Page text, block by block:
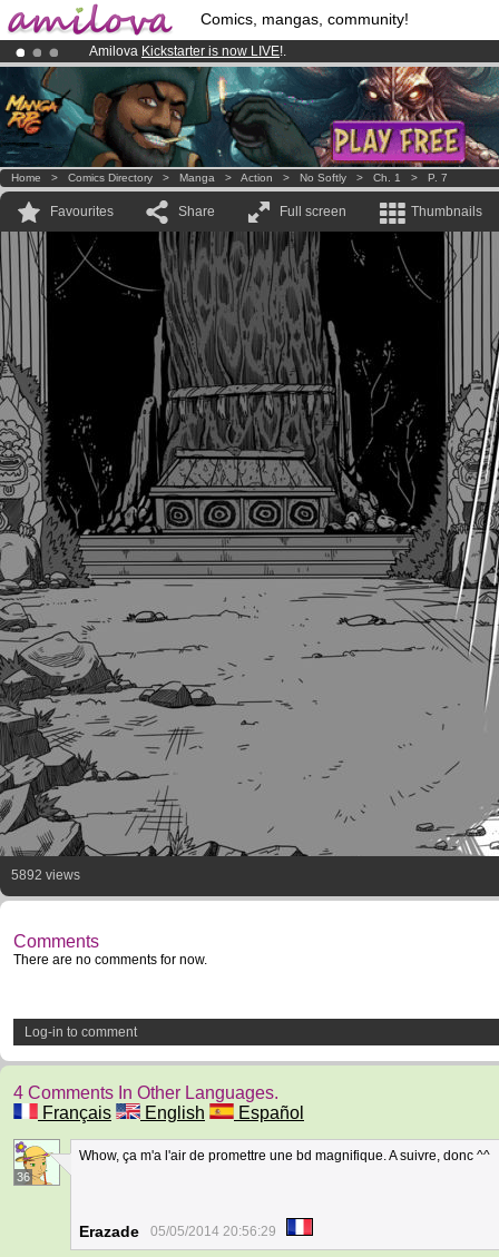
Comics, mangas, community!
Amilova Kickstarter is now LIVE!.
Already 100000membersand 1000comics & mangas!.
Premium membership from3.95 euros per month !Get membership
Home > Comics Directory > Manga > Action > No Softly > Ch. 1 > P. 7
Favourites Share Full screen Thumbnails
5892 views
Comments
There are no comments for now.
Log-in to comment
4 Comments In Other Languages.
Français
English Español
36
Whow, ça m'a l'air de promettre une bd magnifique. A suivre, donc ^^
Erazade 05/05/2014 20:56:29